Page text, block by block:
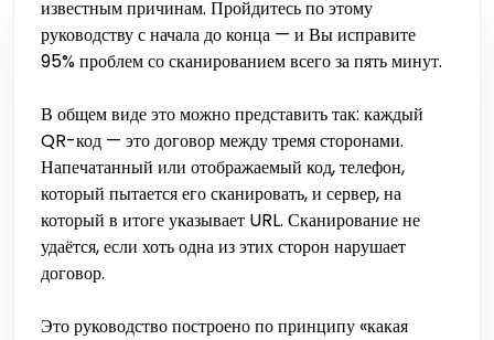
известным причинам. Пройдитесь по этому
руководству с начала до конца — и Вы исправите
95% проблем со сканированием всего за пять минут.
В общем виде это можно представить так: каждый
QR-код — это договор между тремя сторонами.
Напечатанный или отображаемый код, телефон,
который пытается его сканировать, и сервер, на
который в итоге указывает URL. Сканирование не
удаётся, если хоть одна из этих сторон нарушает
договор.
Это руководство построено по принципу «какая